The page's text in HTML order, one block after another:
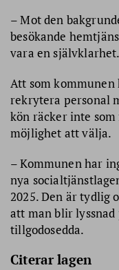
– Mot den
besökande
vara en självklarhet.
Att som
rekrytera personal
kön räcker inte
möjlighet att välja.
– Kommunen har
nya
2025. Den är tydlig
att man blir lyssnad
tillgodosedda.
Citerar lagen